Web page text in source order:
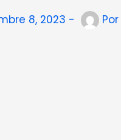
8, 2023 - Por